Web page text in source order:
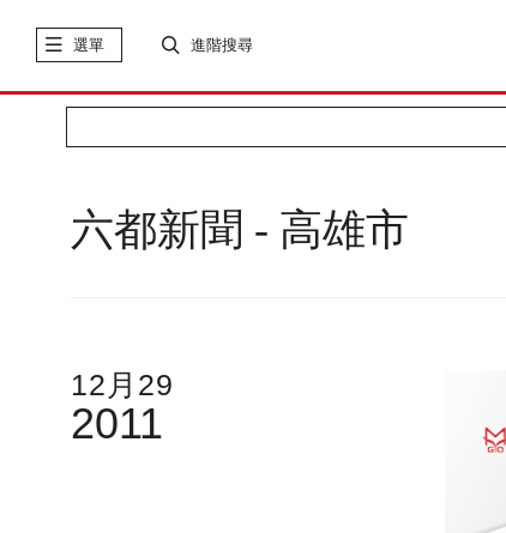
選單 進階搜尋
六都新聞 - 高雄市
12月29
2011